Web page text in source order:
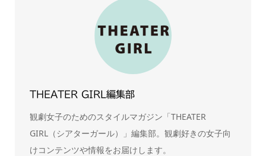
THEATER GIRL編集部
観劇女子のためのスタイルマガジン「THEATER
GIRL（シアターガール）」編集部。観劇好きの女子向
けコンテンツや情報をお届けします。